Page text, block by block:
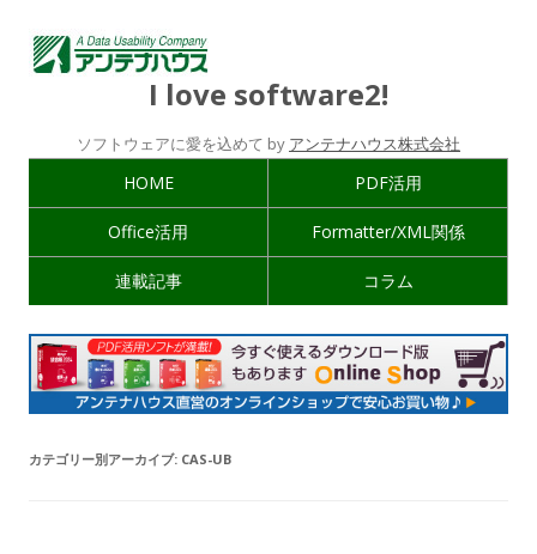
I love software2!
ソフトウェアに愛を込めて by アンテナハウス株式会社
HOME PDF活用
Office活用 Formatter/XML関係
連載記事 コラム
カテゴリー別アーカイブ: CAS-UB